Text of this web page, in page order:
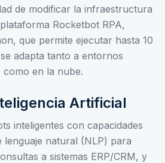
de modificar la infraestructura
Rocketbot RPA,
que permite ejecutar hasta 10
adapta tanto a entornos
en la nube.
Artificial
inteligentes con capacidades
lenguaje natural (NLP) para
a sistemas ERP/CRM, y